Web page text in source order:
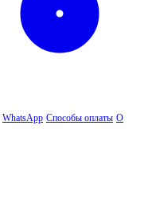
WhatsApp Способы оплаты О